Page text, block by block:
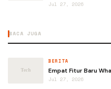
Jul 27, 2026
BACA JUGA
BERITA
Empat Fitur Baru
Jul 27, 2026